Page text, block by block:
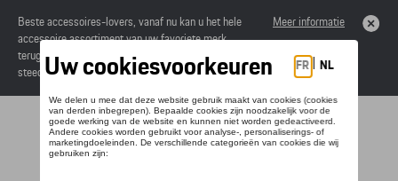
Beste accessoires-lovers, vanaf nu kan u het hele
accessoire assortiment van uw favoriete merk
terugvinden in de online catalogus. Deze kunnen
steeds besteld worden via uw dealer.
Meer informatie
Toggle navigation